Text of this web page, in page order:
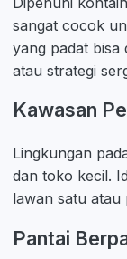
sangat cocok
yang padat bisa
atau strategi
Kawasan
Lingkungan
dan toko kecil.
lawan satu atau
Pantai